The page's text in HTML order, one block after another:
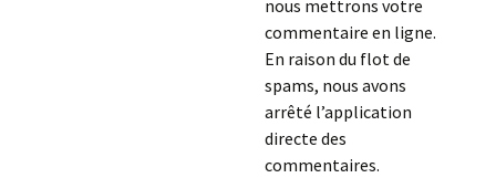
nous mettrons votre
commentaire en ligne.
En raison du flot de
spams, nous avons
arrêté l’application
directe des
commentaires.